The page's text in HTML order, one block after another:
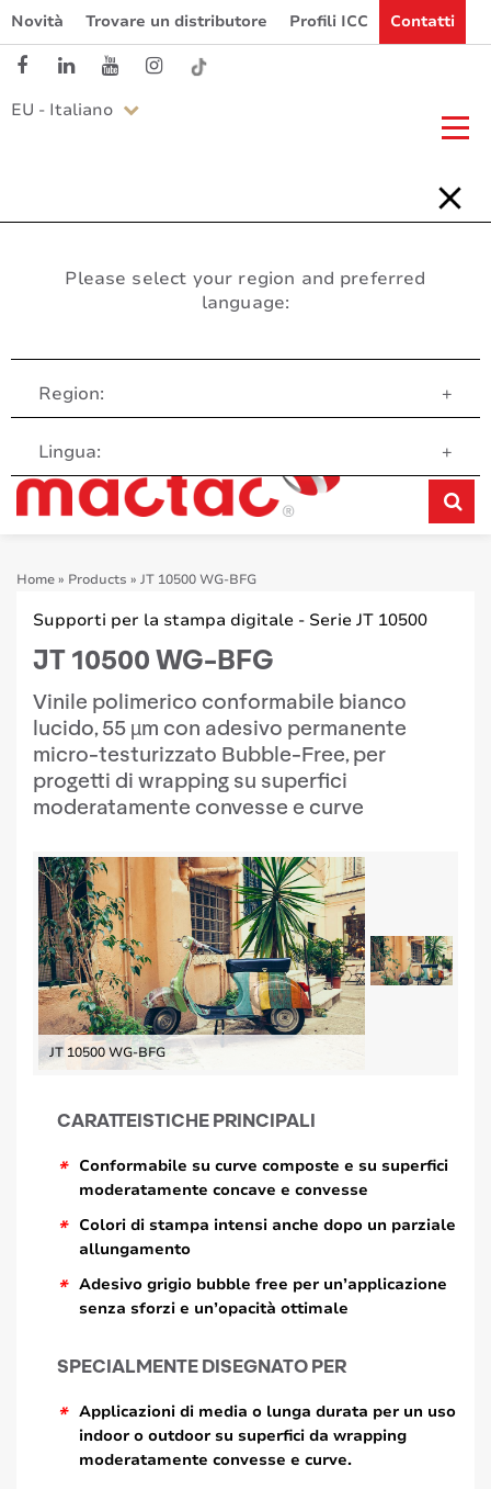
Novità Trovare un distributore Profili ICC Contatti
EU - Italiano
Please select your region and preferred
language:
Region: +
Lingua: +
Servizio clienti
Home» Products » JT 10500 WG-BFG
Supporti per la stampa digitale - Serie JT 10500
JT 10500 WG-BFG
Vinile polimerico conformabile bianco
lucido, 55 µm con adesivo permanente
micro-testurizzato Bubble-Free, per
progetti di wrapping su superfici
moderatamente convesse e curve
JT 10500 WG-BFG
CARATTEISTICHE PRINCIPALI
*
Conformabile su curve composte e su superfici
moderatamente concave e convesse
*
Colori di stampa intensi anche dopo un parziale
allungamento
* Adesivo grigio bubble free per un’applicazione
senza sforzi e un’opacità ottimale
SPECIALMENTE DISEGNATO PER
* Applicazioni di media o lunga durata per un uso
indoor o outdoor su superfici da wrapping
moderatamente convesse e curve.